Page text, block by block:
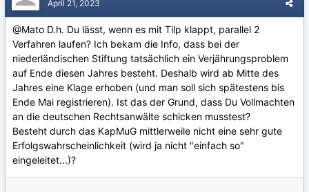
April 21, 2023
@Mato D.h. Du lässt, wenn es mit Tilp klappt, parallel 2
Verfahren laufen? Ich bekam die Info, dass bei der
niederländischen Stiftung tatsächlich ein Verjährungsproblem
auf Ende diesen Jahres besteht. Deshalb wird ab Mitte des
Jahres eine Klage erhoben (und man soll sich spätestens bis
Ende Mai registrieren). Ist das der Grund, dass Du Vollmachten
an die deutschen Rechtsanwälte schicken musstest?
Besteht durch das KapMuG mittlerweile nicht eine sehr gute
Erfolgswahrscheinlichkeit (wird ja nicht "einfach so"
eingeleitet...)?